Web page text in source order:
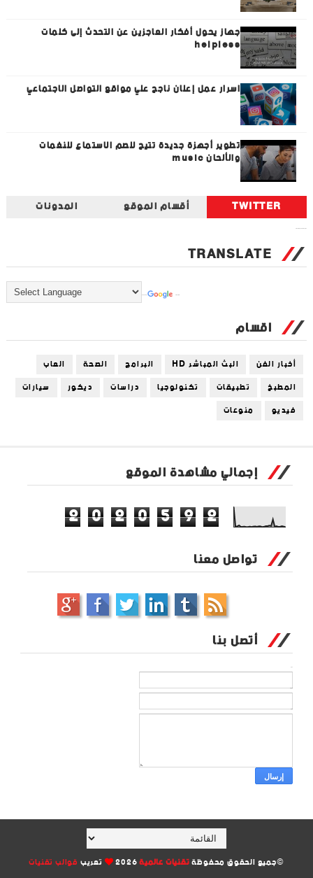
جهاز يحول أفكار العاجزين عن التحدث إلى كلمات
helpless
اسرار عمل إعلان ناجح علي مواقع التواصل الاجتماعي
تطوير أجهزة جديدة تتيح للصم الاستماع للنغمات
والألحان music
TWITTER أقسام الموقع المدونات
TRANSLATE
اقسام
أخبار الفن البث المباشر HD البرامج الصحة
العاب
المطبخ
تطبيقات تكنولوجيا دراسات ديكور
سيارات
فيديو
منوعات
إجمالي مشاهدة الموقع
2 0 2 0 5 9 2
تواصل معنا
أتصل بنا
©جميع الحقوق محفوظةتقنيات عالمية2026 تعريبقوالب تقنيات